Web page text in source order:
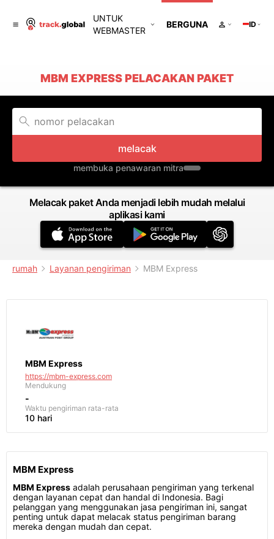
UNTUK
WEBMASTER
BERGUNA ID
MBM EXPRESS PELACAKAN PAKET
melacak
membuka penawaran mitra
Melacak paket Anda menjadi lebih mudah melalui
aplikasi kami
rumah Layanan pengiriman MBM Express
MBM Express
https://mbm-express.com
Mendukung
-
Waktu pengiriman rata-rata
10 hari
MBM Express
MBM Express adalah perusahaan pengiriman yang terkenal
dengan layanan cepat dan handal di Indonesia. Bagi
pelanggan yang menggunakan jasa pengiriman ini, sangat
penting untuk dapat melacak status pengiriman barang
mereka dengan mudah dan cepat.